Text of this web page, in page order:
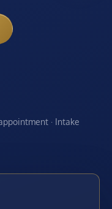
· Intake